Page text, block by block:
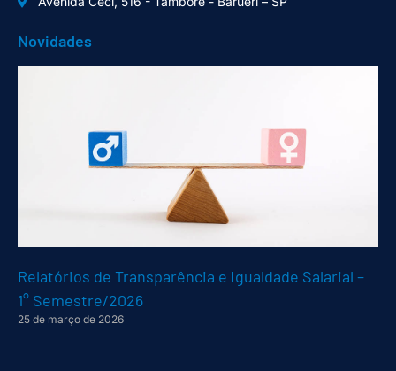
Novidades
Relatórios de Transparência e Igualdade Salarial –
1° Semestre/2026
25 de março de 2026